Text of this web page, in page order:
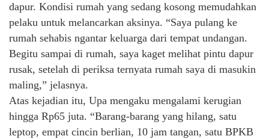
dapur. Kondisi rumah yang sedang kosong memudahkan
pelaku untuk melancarkan aksinya. “Saya pulang ke
rumah sehabis ngantar keluarga dari tempat undangan.
Begitu sampai di rumah, saya kaget melihat pintu dapur
rusak, setelah di periksa ternyata rumah saya di masukin
maling,” jelasnya.
Atas kejadian itu, Upa mengaku mengalami kerugian
hingga Rp65 juta. “Barang-barang yang hilang, satu
leptop, empat cincin berlian, 10 jam tangan, satu BPKB